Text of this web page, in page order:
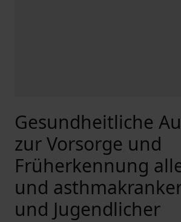
Gesundheitliche
zur Vorsorge und
Früherkennung
und
und Jugendlicher